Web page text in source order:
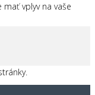
vplyv na vaše